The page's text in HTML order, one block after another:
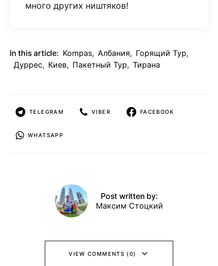
много других ништяков!
In this article: Kompas, Албания, Горящий Тур,
Дуррес, Киев, Пакетный Тур, Тирана
TELEGRAM VIBER FACEBOOK
WHATSAPP
Post written by:
Максим Стоцкий
VIEW COMMENTS (0)